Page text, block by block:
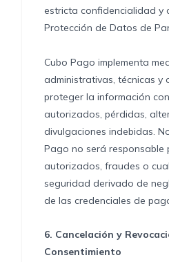
estricta confidencialidad y
Protección de Datos de
Cubo Pago implementa
administrativas, técnicas y
proteger la información
autorizados, pérdidas,
divulgaciones indebidas.
Pago no será responsable
autorizados, fraudes o
seguridad derivado de
de las credenciales de
6. Cancelación y
Consentimiento